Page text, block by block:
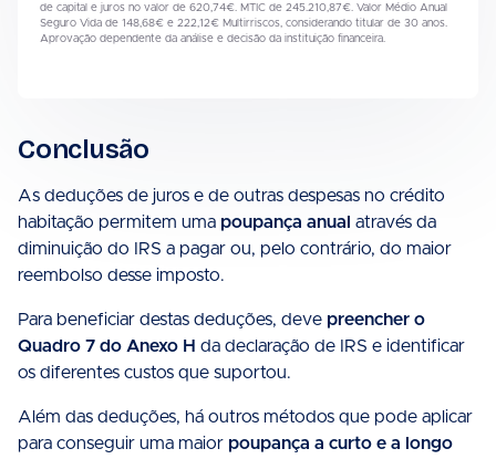
de capital e juros no valor de 620,74€. MTIC de 245.210,87€. Valor Médio Anual
Seguro Vida de 148,68€ e 222,12€ Multirriscos, considerando titular de 30 anos.
Aprovação dependente da análise e decisão da instituição financeira.
Conclusão
As deduções de juros e de outras despesas no crédito
habitação permitem uma poupança anual através da
diminuição do IRS a pagar ou, pelo contrário, do maior
reembolso desse imposto.
Para beneficiar destas deduções, deve preencher o
Quadro 7 do Anexo H da declaração de IRS e identificar
os diferentes custos que suportou.
Além das deduções, há outros métodos que pode aplicar
para conseguir uma maior poupança a curto e a longo